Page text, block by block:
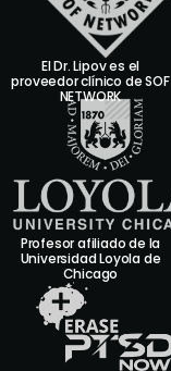
El Dr. Lipov es el
proveedor clínico de SOF
NETWORK
Profesor afiliado de la
Universidad Loyola de
Chicago